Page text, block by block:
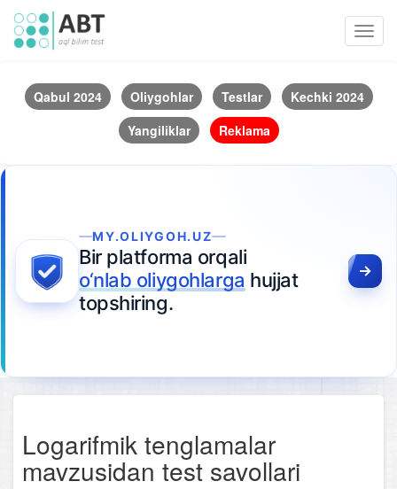
Qabul 2024 Oliygohlar Testlar
Kechki 2024
Yangiliklar
Reklama
MY.OLIYGOH.UZ
Bir platforma orqali
o‘nlab oliygohlarga hujjat
topshiring.
Logarifmik tenglamalar
mavzusidan test savollari